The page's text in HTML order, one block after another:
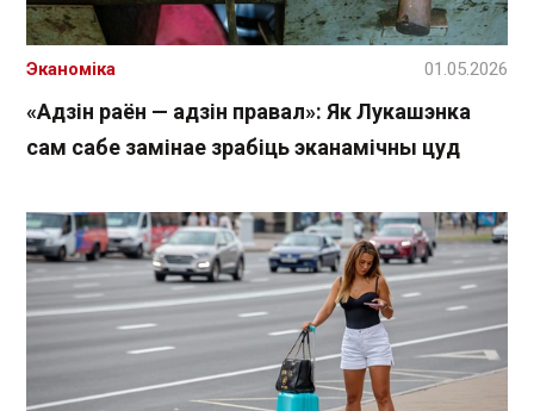
«Адзін раён — адзін правал»: Як Лукашэнка
сам сабе замінае зрабіць эканамічны цуд
Эканоміка 01.05.2026